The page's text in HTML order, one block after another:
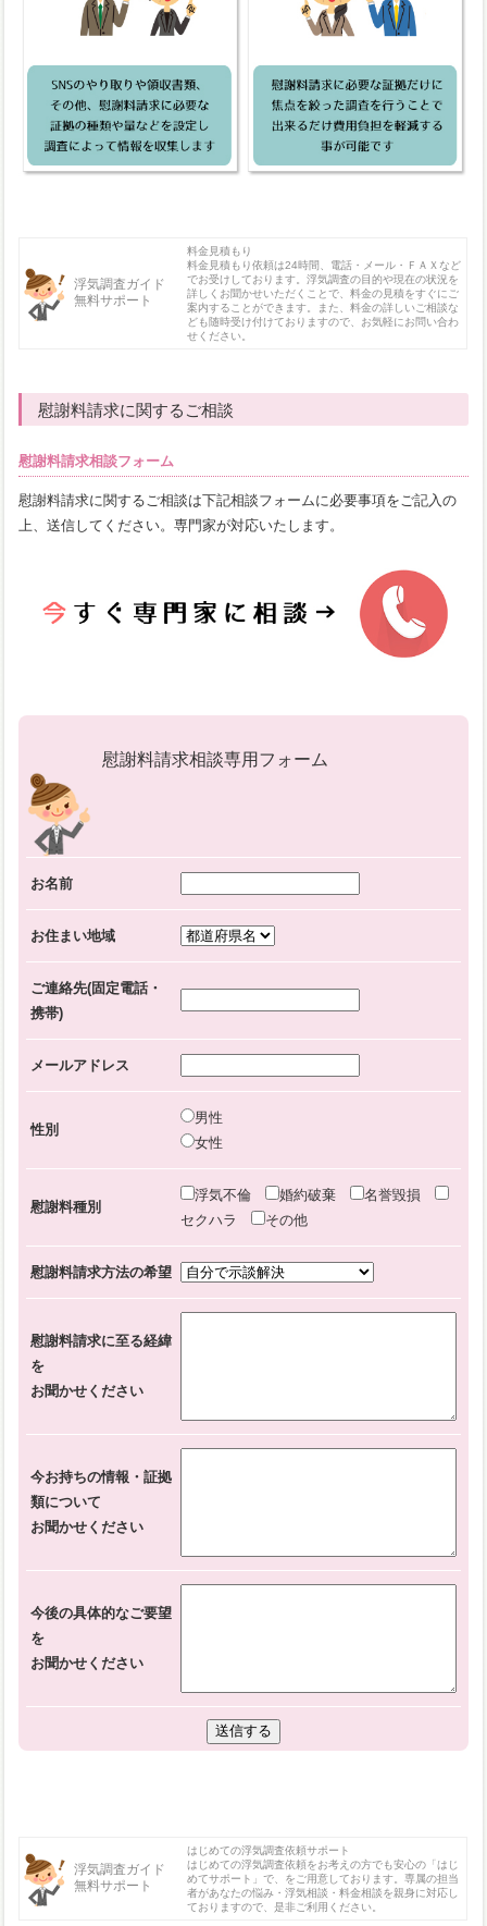
浮気調査ガイド
無料サポート
料金見積もり
料金見積もり依頼は24時間、電話・メール・ＦＡＸなど
でお受けしております。浮気調査の目的や現在の状況を
詳しくお聞かせいただくことで、料金の見積をすぐにご
案内することができます。また、料金の詳しいご相談な
ども随時受け付けておりますので、お気軽にお問い合わ
せください。
慰謝料請求に関するご相談
慰謝料請求相談フォーム
慰謝料請求に関するご相談は下記相談フォームに必要事項をご記入の
上、送信してください。専門家が対応いたします。
慰謝料請求相談専用フォーム
お名前
お住まい地域
ご連絡先(固定電話・
携帯)
メールアドレス
性別
男性
女性
慰謝料種別
浮気不倫 婚約破棄
名誉毀損
セクハラ
その他
慰謝料請求方法の希望
慰謝料請求に至る経緯
を
お聞かせください
今お持ちの情報・証拠
類について
お聞かせください
今後の具体的なご要望
を
お聞かせください
浮気調査ガイド
無料サポート
はじめての浮気調査依頼サポート
はじめての浮気調査依頼をお考えの方でも安心の「はじ
めてサポート」で、をご用意しております。専属の担当
者があなたの悩み・浮気相談・料金相談を親身に対応し
ておりますので、是非ご利用ください。